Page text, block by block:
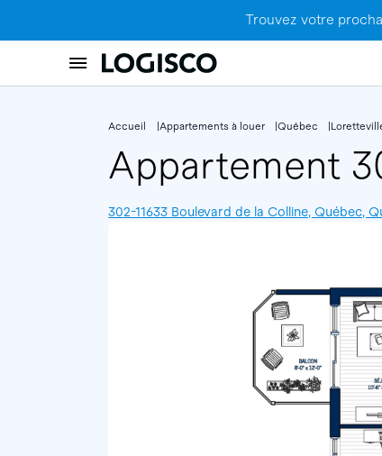
Trouvez votre
Accueil Appartements à louer Québec
Appartement
302-11633 Boulevard de la Colline, Québec,